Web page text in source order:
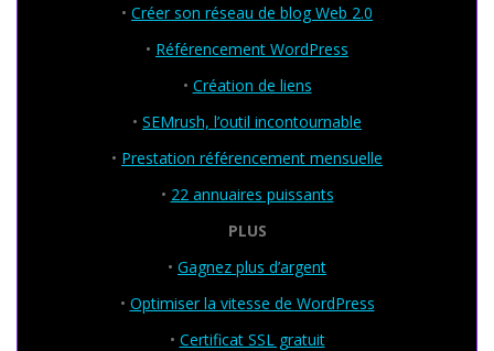
• Créer son réseau de blog Web 2.0
• Référencement WordPress
• Création de liens
• SEMrush, l’outil incontournable
• Prestation référencement mensuelle
• 22 annuaires puissants
PLUS
• Gagnez plus d’argent
• Optimiser la vitesse de WordPress
• Certificat SSL gratuit